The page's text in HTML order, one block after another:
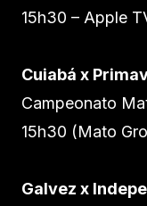
15h30 – Apple
Cuiabá x
Campeonato
15h30 (Mato
Galvez x